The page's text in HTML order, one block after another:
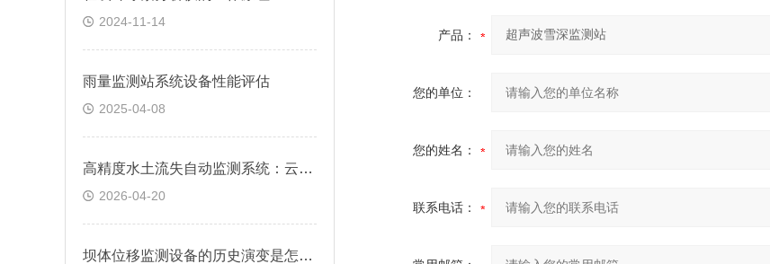
2024-11-14
雨量监测站系统设备性能评估
2025-04-08
高精度水土流失自动监测系统：云平台数据智能管理
2026-04-20
坝体位移监测设备的历史演变是怎样的？
产品：
您的单位：
您的姓名：
联系电话：